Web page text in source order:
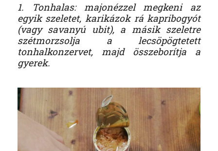
1. Tonhalas: majonézzel megkeni az
egyik szeletet, karikázok rá kapribogyót
(vagy savanyú ubit), a másik szeletre
szétmorzsolja a lecsöpögtetett
tonhalkonzervet, majd összeborítja a
gyerek.